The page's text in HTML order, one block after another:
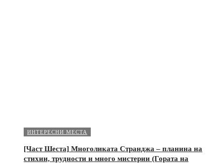
ИНТЕРЕСНИ МЕСТА
[Част Шеста] Многоликата Странджа – планина на
стихии, трудности и много мистерии (Гората на